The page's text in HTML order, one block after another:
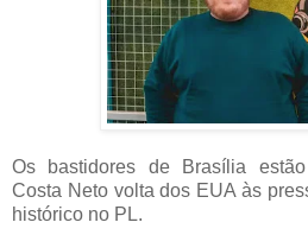
Os bastidores de Brasília
Costa Neto volta dos EUA às
histórico no PL.